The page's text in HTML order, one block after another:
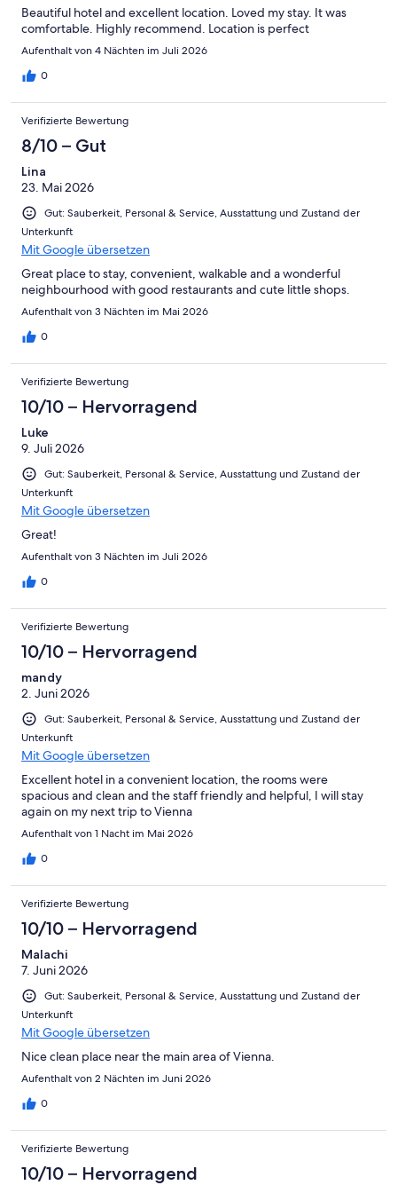
Beautiful hotel and excellent location. Loved my stay. It was
comfortable. Highly recommend. Location is perfect
Aufenthalt von 4 Nächten im Juli 2026
0
Verifizierte Bewertung
8/10 – Gut
Lina
23. Mai 2026
Gut: Sauberkeit, Personal & Service, Ausstattung und Zustand der
Unterkunft
Mit Google übersetzen
Great place to stay, convenient, walkable and a wonderful
neighbourhood with good restaurants and cute little shops.
Aufenthalt von 3 Nächten im Mai 2026
0
Verifizierte Bewertung
10/10 – Hervorragend
Luke
9. Juli 2026
Gut: Sauberkeit, Personal & Service, Ausstattung und Zustand der
Unterkunft
Mit Google übersetzen
Great!
Aufenthalt von 3 Nächten im Juli 2026
0
Verifizierte Bewertung
10/10 – Hervorragend
mandy
2. Juni 2026
Gut: Sauberkeit, Personal & Service, Ausstattung und Zustand der
Unterkunft
Mit Google übersetzen
Excellent hotel in a convenient location, the rooms were
spacious and clean and the staff friendly and helpful, I will stay
again on my next trip to Vienna
Aufenthalt von 1 Nacht im Mai 2026
0
Verifizierte Bewertung
10/10 – Hervorragend
Malachi
7. Juni 2026
Gut: Sauberkeit, Personal & Service, Ausstattung und Zustand der
Unterkunft
Mit Google übersetzen
Nice clean place near the main area of Vienna.
Aufenthalt von 2 Nächten im Juni 2026
0
Verifizierte Bewertung
10/10 – Hervorragend